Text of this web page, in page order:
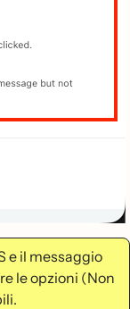
e il messaggio
le opzioni (Non